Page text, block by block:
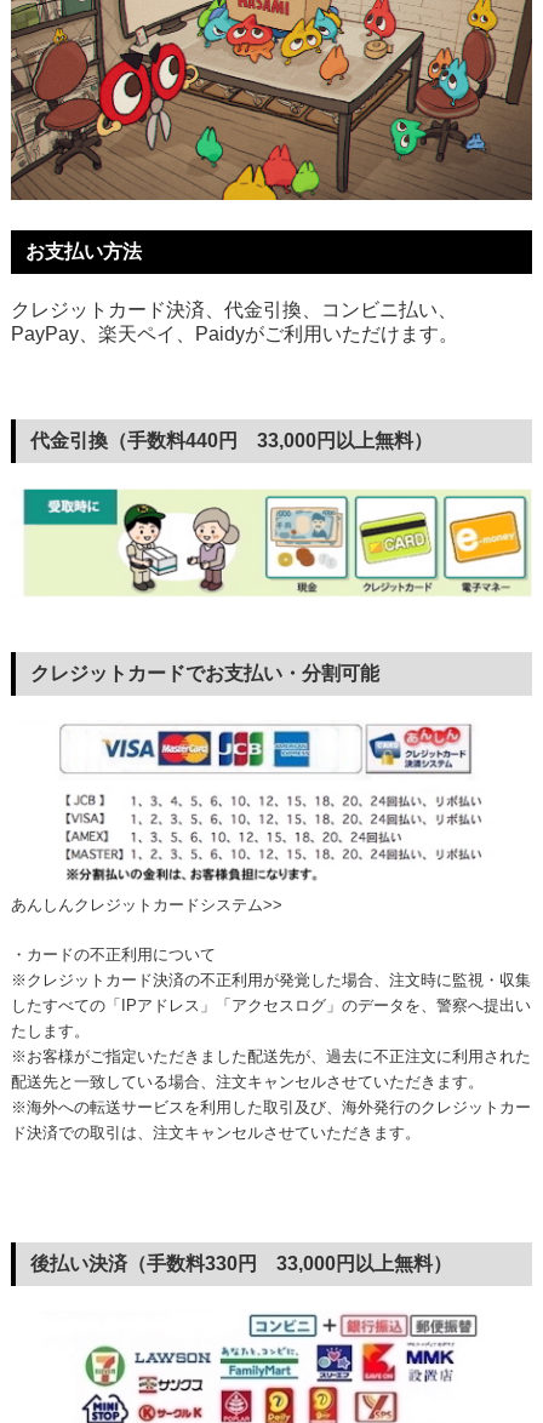
お支払い方法
クレジットカード決済、代金引換、コンビニ払い、
PayPay、楽天ペイ、Paidyがご利用いただけます。
代金引換（手数料440円 33,000円以上無料）
クレジットカードでお支払い・分割可能
あんしんクレジットカードシステム>>
・カードの不正利用について
※クレジットカード決済の不正利用が発覚した場合、注文時に監視・収集
したすべての「IPアドレス」「アクセスログ」のデータを、警察へ提出い
たします。
※お客様がご指定いただきました配送先が、過去に不正注文に利用された
配送先と一致している場合、注文キャンセルさせていただきます。
※海外への転送サービスを利用した取引及び、海外発行のクレジットカー
ド決済での取引は、注文キャンセルさせていただきます。
後払い決済（手数料330円 33,000円以上無料）